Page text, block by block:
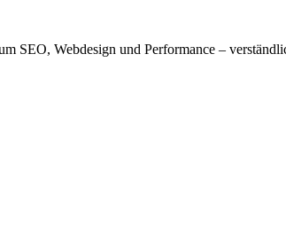
SEO, Webdesign und Performance –